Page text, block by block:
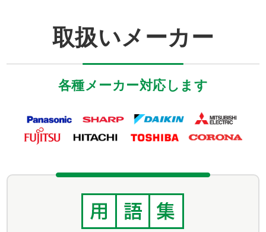
取扱いメーカー
各種メーカー対応します